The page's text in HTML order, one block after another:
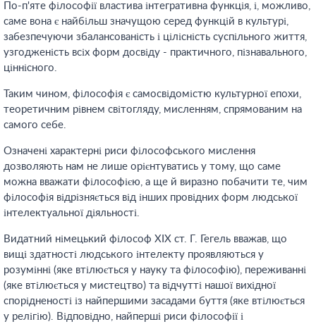
По-п'яте філософії властива інтегративна функція, і, можливо,
саме вона є найбільш значущою серед функцій в культурі,
забезпечуючи збалансованість і цілісність суспільного життя,
узгодженість всіх форм досвіду - практичного, пізнавального,
ціннісного.
Таким чином, філософія є самосвідомістю культурної епохи,
теоретичним рівнем світогляду, мисленням, спрямованим на
самого себе.
Означені характерні риси філософського мислення
дозволяють нам не лише орієнтуватись у тому, що саме
можна вважати філософією, а ще й виразно побачити те, чим
філософія відрізняється від інших провідних форм людської
інтелектуальної діяльності.
Видатний німецький філософ XIX ст. Г. Гегель вважав, що
вищі здатності людського інтелекту проявляються у
розумінні (яке втілюється у науку та філософію), переживанні
(яке втілюється у мистецтво) та відчутті нашої вихідної
спорідненості із найпершими засадами буття (яке втілюється
у релігію). Відповідно, найперші риси філософії і